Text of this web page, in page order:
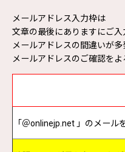
メールアドレス入力枠は
文章の最後にありますにご入
メールアドレスの間違いが多
メールアドレスのご確認をよ
「＠onlinejp.net 」のメー